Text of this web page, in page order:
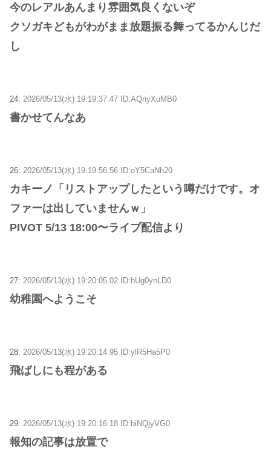
今のレアルあんまり雰囲気良くないぞ
クソガキどもがわがまま放題振る舞ってるかんじだ
し
24: 2026/05/13(水) 19:19:37.47 ID:AQnyXuMB0
書かせてんなあ
26: 2026/05/13(水) 19:19:56.56 ID:oY5CaNh20
カキーノ「リストアップしたという噂だけです。オ
ファーは出していませんｗ」
PIVOT 5/13 18:00〜ライブ配信より
27: 2026/05/13(水) 19:20:05.02 ID:hUg0ynLD0
幼稚園へようこそ
28: 2026/05/13(水) 19:20:14.95 ID:ylR5Ha5P0
飛ばしにも程がある
29: 2026/05/13(水) 19:20:16.18 ID:biNQjyVG0
報知の記事は放置で